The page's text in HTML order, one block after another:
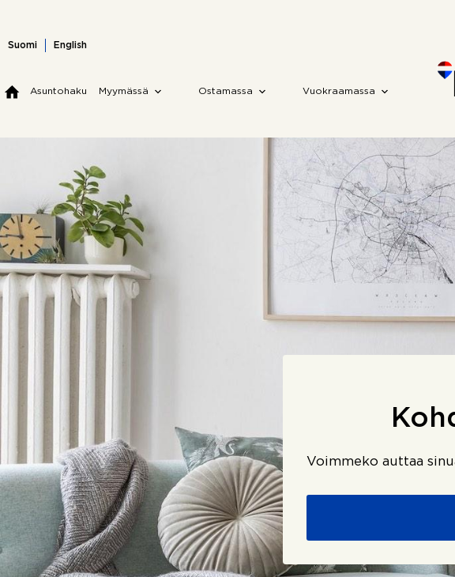
content
Suomi English
Asuntohaku Myymässä Ostamassa Vuokraamassa
Voimmeko auttaa